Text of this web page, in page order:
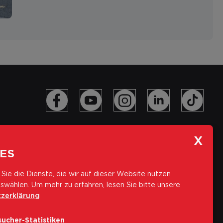
die Dienste, die wir auf dieser Website nutzen
Um mehr zu erfahren, lesen Sie bitte unsere
Statistiken